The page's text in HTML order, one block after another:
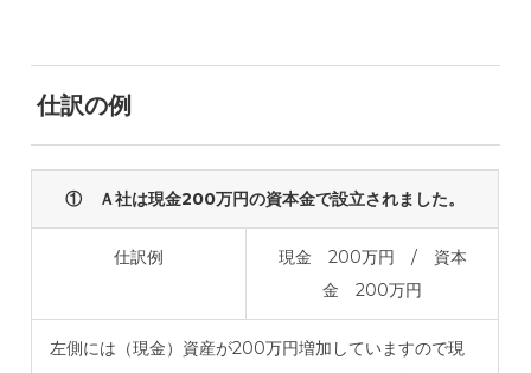
仕訳の例
① Ａ社は現金200万円の資本金で設立されました。
仕訳例
現金 200万円 / 資本
金 200万円
左側には（現金）資産が200万円増加していますので現